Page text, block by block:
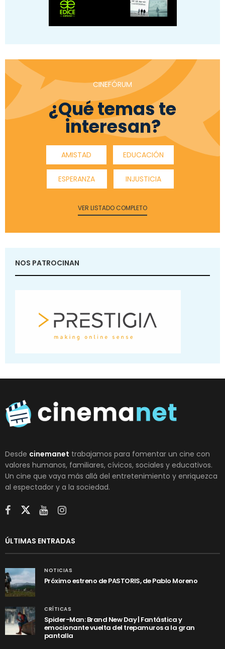
CINEFÓRUM
¿Qué temas te
interesan?
AMISTAD EDUCACIÓN
ESPERANZA INJUSTICIA
VER LISTADO COMPLETO
NOS PATROCINAN
Desde cinemanet trabajamos para fomentar un cine con
valores humanos, familiares, cívicos, sociales y educativos.
Un cine que vaya más allá del entretenimiento y enriquezca
al espectador y a la sociedad.
ÚLTIMAS ENTRADAS
NOTICIAS
Próximo estreno de PASTORIS, de Pablo Moreno
CRÍTICAS
Spider-Man: Brand New Day | Fantástica y
emocionante vuelta del trepamuros a la gran
pantalla